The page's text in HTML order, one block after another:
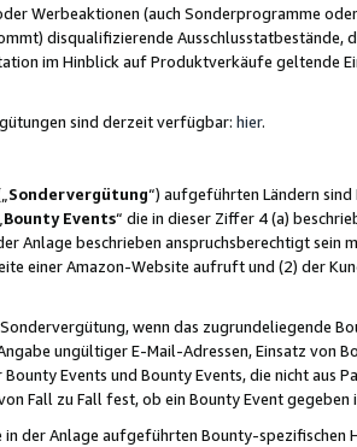
Werbeaktionen (auch Sonderprogramme
disqualifizierende Ausschlusstatbestände,
im Hinblick auf Produktverkäufe geltende
sind derzeit verfügbar: hier.
Sondervergütung“) aufgeführten Ländern
Bounty Events“ die in dieser Ziffer 4 (a)
Anlage beschrieben anspruchsberechtigt sein
einer Amazon-Website aufruft und (2) der
wenn das zugrundeliegende
ungültiger E-Mail-Adressen, Einsatz von
Events und Bounty Events, die nicht
Fall zu Fall fest, ob ein Bounty Event
der Anlage aufgeführten Bounty-spezifischen